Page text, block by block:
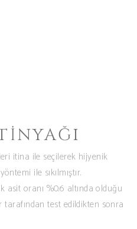
itina ile seçilerek hijyenik
ile sıkılmıştır.
asit oranı %0.6 altında olduğu
tarafından test edildikten sonra